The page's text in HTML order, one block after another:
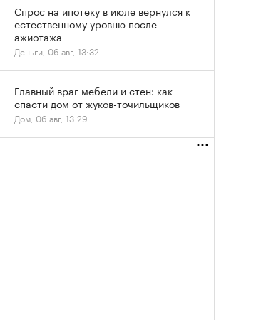
Спрос на ипотеку в июле вернулся к
естественному уровню после
ажиотажа
Деньги, 06 авг, 13:32
Главный враг мебели и стен: как
спасти дом от жуков-точильщиков
Дом, 06 авг, 13:29